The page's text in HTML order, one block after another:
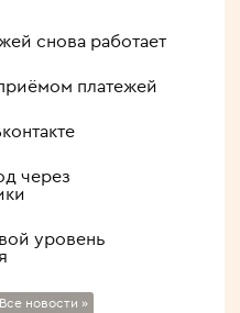
снова работает
платежей
через
уровень
Все новости »